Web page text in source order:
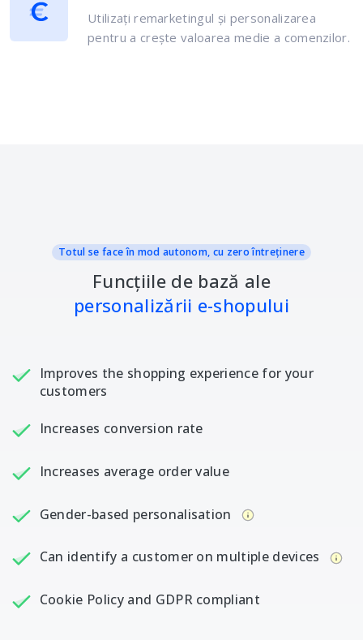
Utilizați remarketingul și personalizarea
pentru a crește valoarea medie a comenzilor.
Totul se face în mod autonom, cu zero întreținere
Funcțiile de bază ale
personalizării e-shopului
Improves the shopping experience for your
customers
Increases conversion rate
Increases average order value
Gender-based personalisation
Can identify a customer on multiple devices
Cookie Policy and GDPR compliant